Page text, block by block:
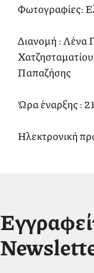
Φωτογραφίες:
Διανομή : Λένα
Παπαζήσης
Ώρα έναρξης :
Ηλεκτρονική